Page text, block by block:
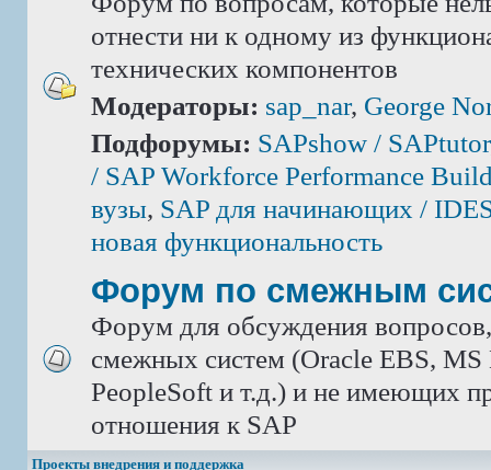
отнести ни к одному из
технических компонентов
Модераторы: sap_nar, George
Подфорумы: SAPshow / SAPtutor
/ SAP Workforce Performance
вузы, SAP для начинающих /
новая функциональность
Форум по смежным
Форум для обсуждения
смежных систем (Oracle EBS,
PeopleSoft и т.д.) и не имеющих
отношения к SAP
Проекты внедрения и поддержка